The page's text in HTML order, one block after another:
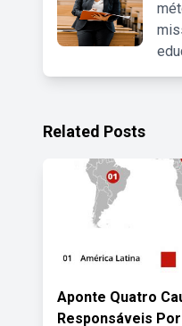
Related Posts
Aponte Quatro
Responsáveis